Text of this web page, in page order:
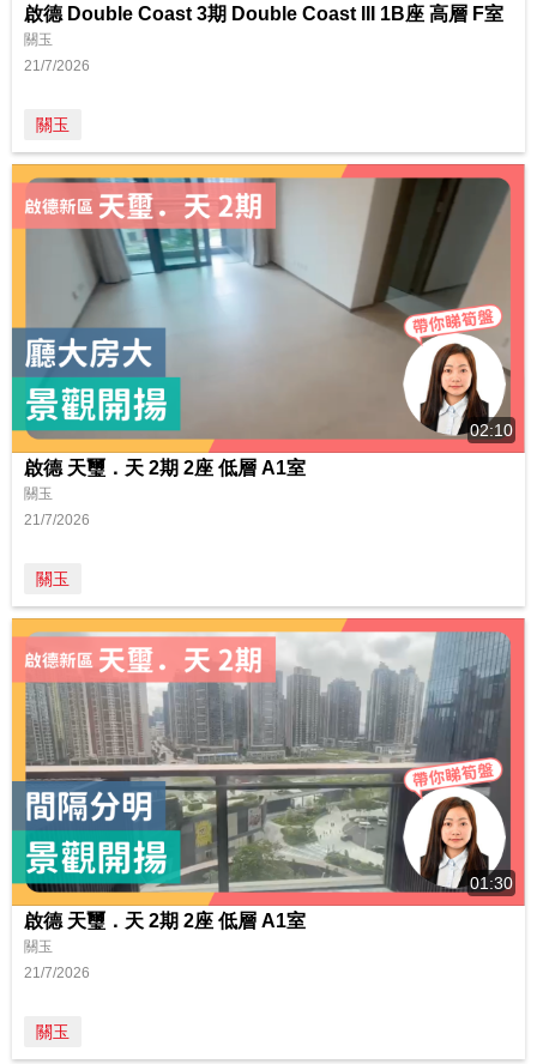
啟德 Double Coast 3期 Double Coast III 1B座 高層 F室
關玉
21/7/2026
關玉
02:10
啟德 天璽．天 2期 2座 低層 A1室
關玉
21/7/2026
關玉
01:30
啟德 天璽．天 2期 2座 低層 A1室
關玉
21/7/2026
關玉